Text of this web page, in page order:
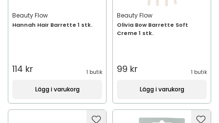
Beauty Flow
Hannah Hair Barrette 1 stk.
114 kr 1 butik
Lägg i varukorg
Beauty Flow
Olivia Bow Barrette Soft
Creme 1 stk.
99 kr 1 butik
Lägg i varukorg